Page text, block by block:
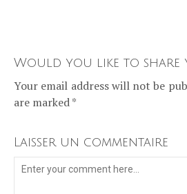
Would you like to
Your email address will not be
are marked *
Laisser un commentaire